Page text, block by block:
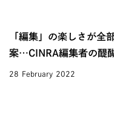
「編集」の楽しさが全
案…CINRA編集者の醍
28 February 2022